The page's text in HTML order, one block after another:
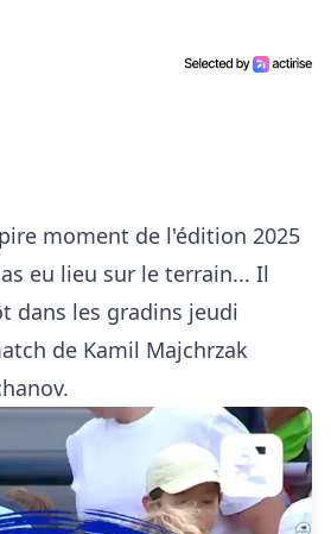
moment de l'édition 2025
eu lieu sur le terrain... Il
dans les gradins jeudi
de Kamil Majchrzak